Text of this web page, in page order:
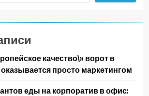
качество\» ворот в
просто маркетингом
еды на корпоратив в офис: